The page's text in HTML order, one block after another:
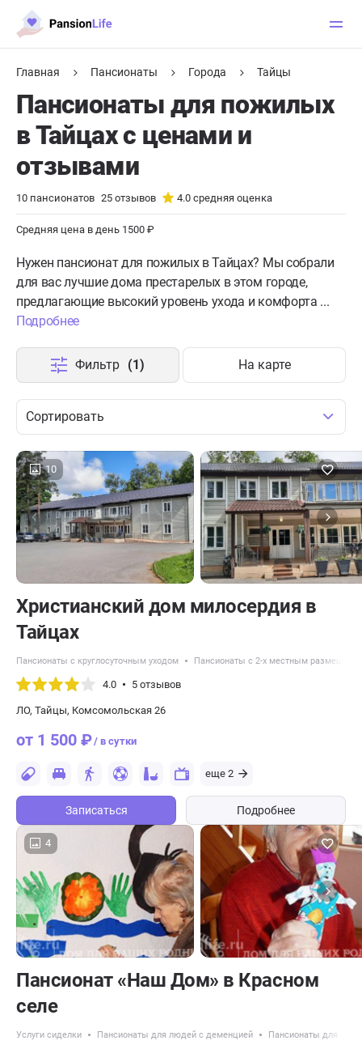
Главная Пансионаты Города Тайцы
Пансионаты для пожилых
в Тайцах с ценами и
отзывами
10 пансионатов 25 отзывов 4.0 средняя оценка
Средняя цена в день 1500 ₽
Нужен пансионат для пожилых в Тайцах? Мы собрали
для вас лучшие дома престарелых в этом городе,
предлагающие высокий уровень ухода и комфорта ...
Подробнее
Сортировать
Фильтр (1) На карте
10
Христианский дом милосердия в
Тайцах
Пансионаты с круглосуточным уходом Пансионаты с 2-х местным
4.0 5 отзывов
ЛО, Тайцы, Комсомольская 26
от 1 500 ₽/ в сутки
еще 2
Записаться Подробнее
4
Пансионат «Наш Дом» в Красном
селе
Услуги сиделки Пансионаты для людей с деменцией Пансионаты для